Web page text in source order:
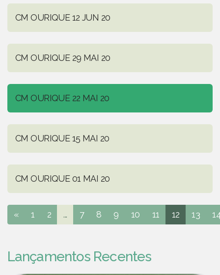
CM OURIQUE 12 JUN 20
CM OURIQUE 29 MAI 20
CM OURIQUE 22 MAI 20
CM OURIQUE 15 MAI 20
CM OURIQUE 01 MAI 20
« 1 2 ... 7 8 9 10 11 12 13
Lançamentos Recentes